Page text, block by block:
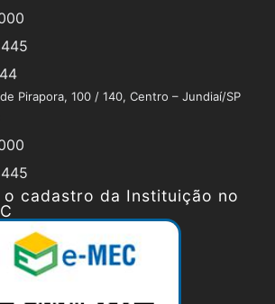
Pirapora, 100 / 140, Centro – Jundiaí/SP
o cadastro da Instituição no